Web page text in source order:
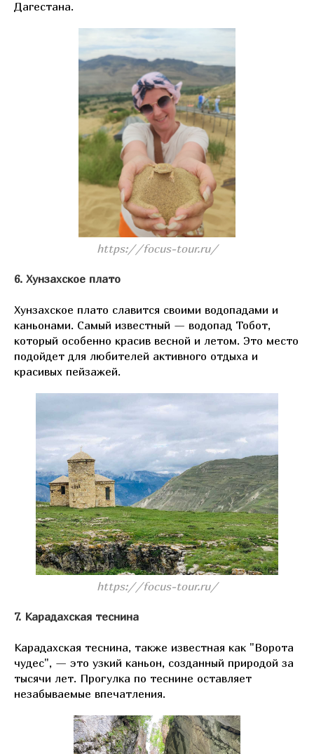
Дагестана.
https://focus-tour.ru/
6. Хунзахское плато
Хунзахское плато славится своими водопадами и
каньонами. Самый известный — водопад Тобот,
который особенно красив весной и летом. Это место
подойдет для любителей активного отдыха и
красивых пейзажей.
https://focus-tour.ru/
7. Карадахская теснина
Карадахская теснина, также известная как "Ворота
чудес", — это узкий каньон, созданный природой за
тысячи лет. Прогулка по теснине оставляет
незабываемые впечатления.